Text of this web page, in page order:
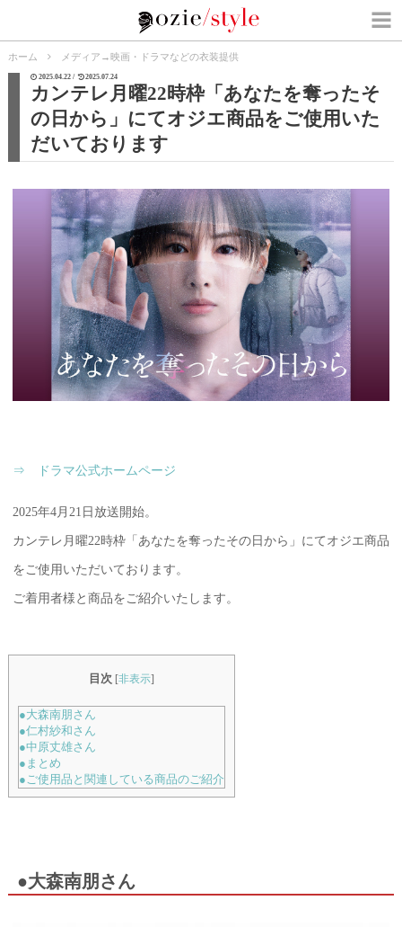
ホーム メディア →映画・ドラマなどの衣装提供
2025.04.22 / 2025.07.24
カンテレ月曜22時枠「あなたを奪ったそ
の日から」にてオジエ商品をご使用いた
だいております
⇒ ドラマ公式ホームページ
2025年4月21日放送開始。
カンテレ月曜22時枠「あなたを奪ったその日から」にてオジエ商品
をご使用いただいております。
ご着用者様と商品をご紹介いたします。
目次 [非表示]
●大森南朋さん
●仁村紗和さん
●中原丈雄さん
●まとめ
●ご使用品と関連している商品のご紹介
●大森南朋さん